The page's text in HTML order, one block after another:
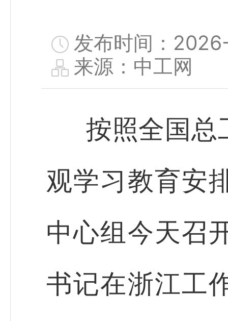
发布时间：
来源：中工网
按照全国总
观学习教育安
中心组今天召
书记在浙江工